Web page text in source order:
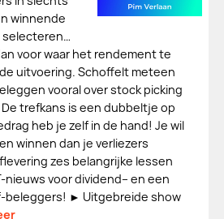
winnende
voor waar het rendement te
uitvoering. Schoffelt meteen
vooral over stock picking
trefkans is een dubbeltje op
heb je zelf in de hand! Je wil
winnen dan je verliezers
zes belangrijke lessen
nieuws voor dividend– en een
beleggers! ► Uitgebreide show